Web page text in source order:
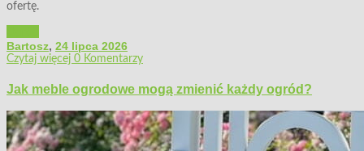
ofertę.
Bartosz, 24 lipca 2026
Czytaj więcej 0 Komentarzy
Jak meble ogrodowe mogą zmienić każdy ogród?